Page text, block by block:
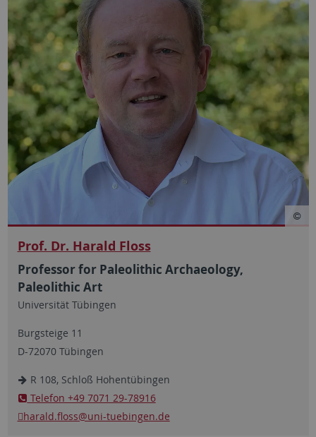
Prof. Dr. Harald Floss
Professor for Paleolithic Archaeology,
Paleolithic Art
Universität Tübingen
Burgsteige 11
D-72070 Tübingen
R 108, Schloß Hohentübingen
Telefon +49 7071 29-78916
harald.floss@uni-tuebingen.de